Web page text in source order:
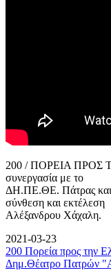
200 / ΠΟΡΕΙΑ ΠΡΟΣ
συνεργασία με το
ΔΗ.ΠΕ.ΘΕ. Πάτρας και
σύνθεση και εκτέλεση
Αλέξανδρου Χάχαλη.
2021-03-23
200 Πορεία προς την
Δημ.Θέατρο Πατρών